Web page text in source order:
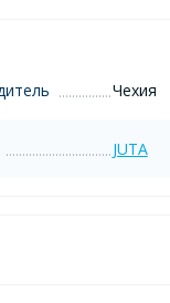
Чехия
JUTA